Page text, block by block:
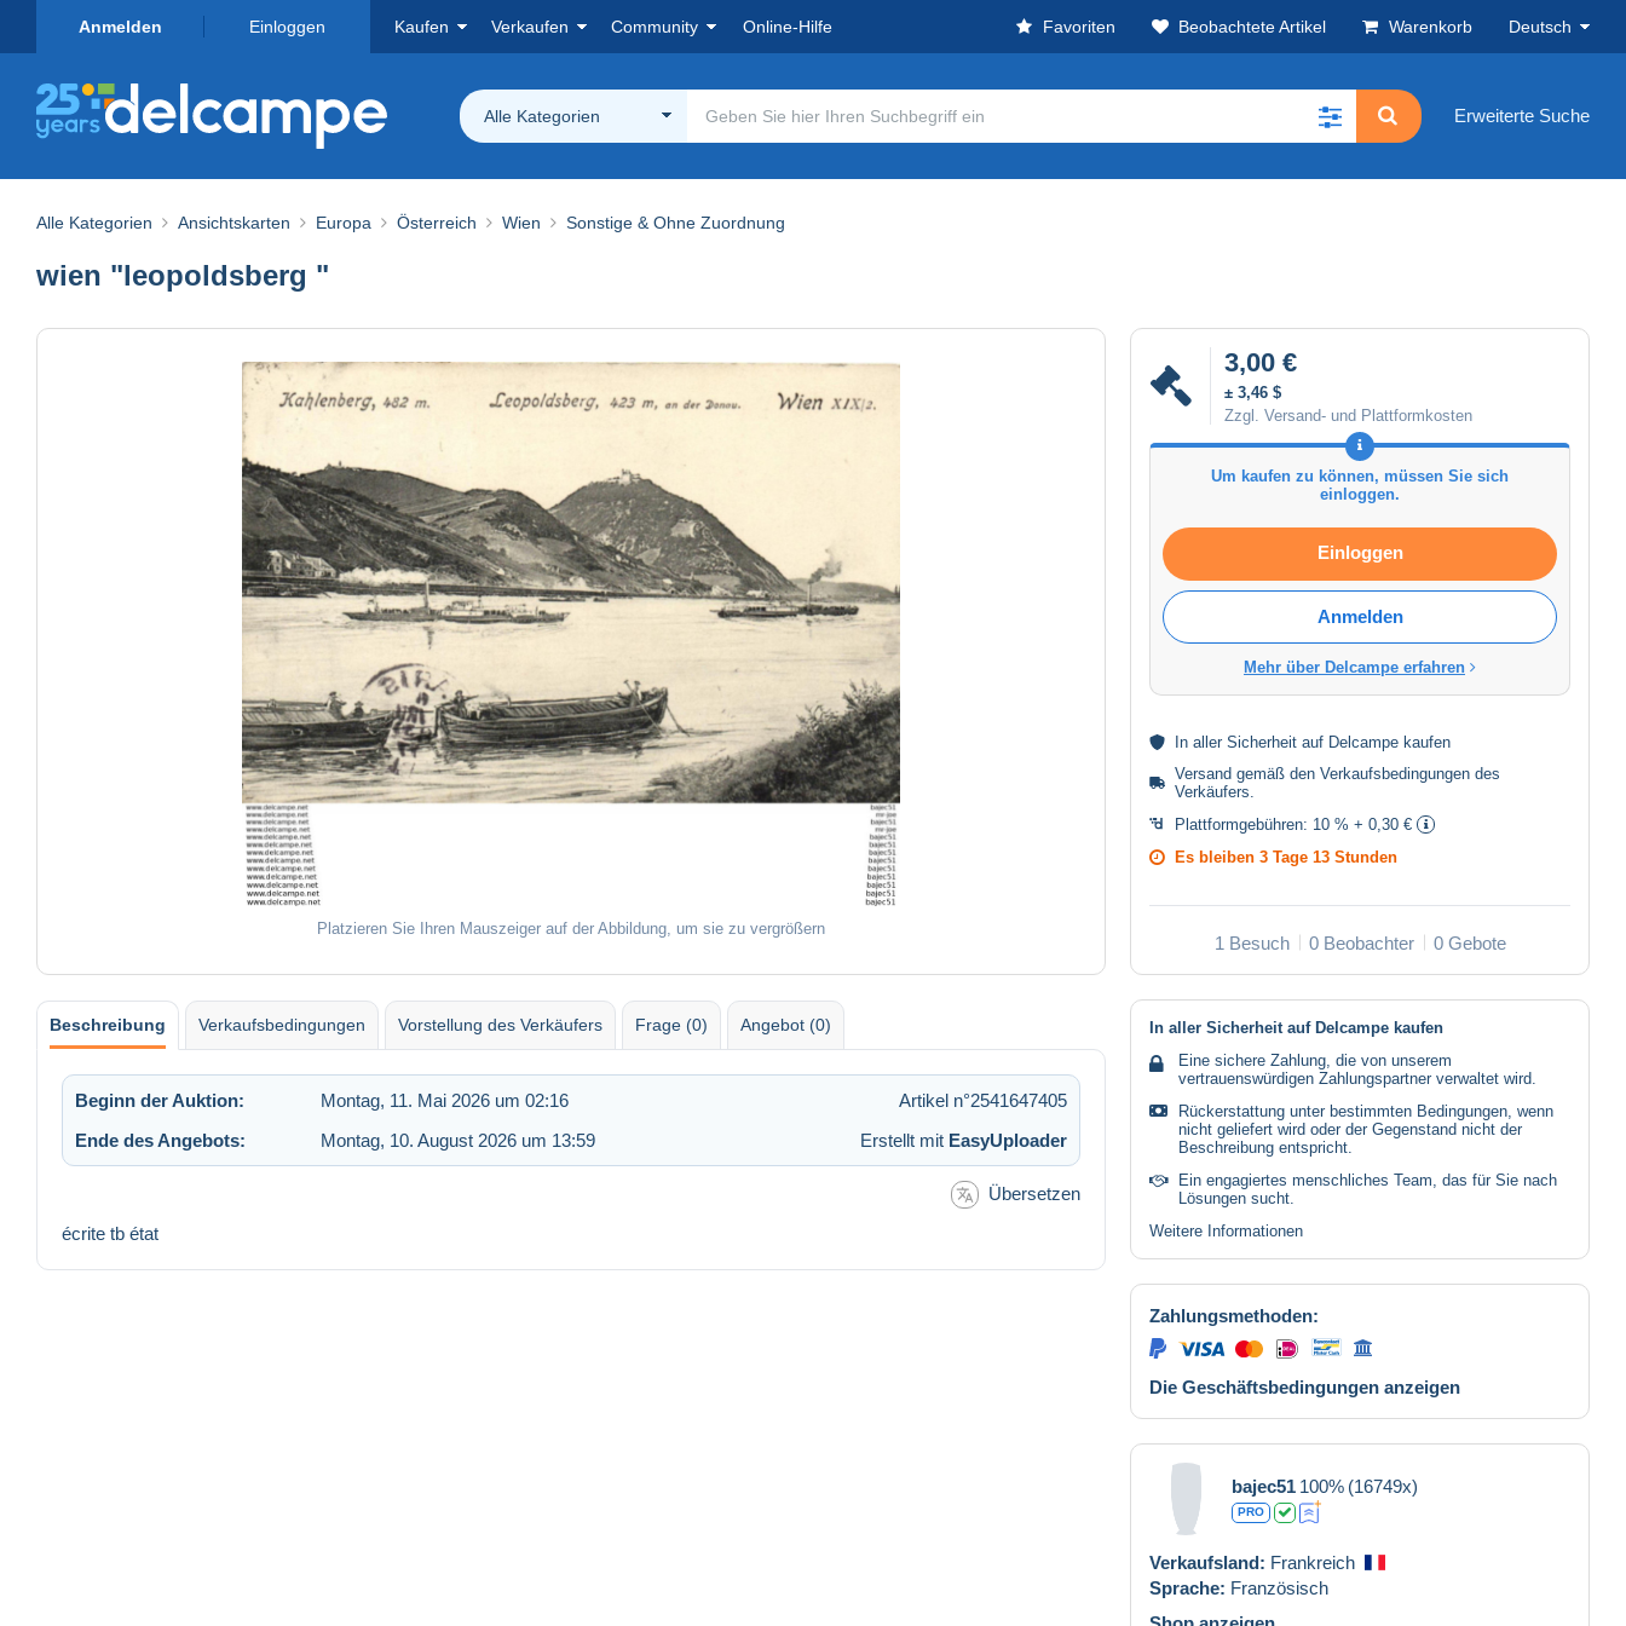
Anmelden Einloggen Kaufen Verkaufen Community Online-Hilfe Favoriten Beobachtete Artikel Warenkorb Deutsch
Alle Kategorien Erweiterte Suche
Alle Kategorien Ansichtskarten Europa Österreich Wien Sonstige & Ohne Zuordnung
wien "leopoldsberg "
Platzieren Sie Ihren Mauszeiger auf der Abbildung, um sie zu vergrößern
3,00 €
± 3,46 $
Zzgl. Versand- und Plattformkosten
Um kaufen zu können, müssen Sie sich
einloggen.
Einloggen
Anmelden
Mehr über Delcampe erfahren
In aller Sicherheit auf Delcampe kaufen
Versand gemäß den Verkaufsbedingungen des
Verkäufers
Plattformgebühren: 10 % + 0,30 €
Es bleiben 3 Tage 13 Stunden
1 Besuch 0 Beobachter 0 Gebote
Beschreibung Verkaufsbedingungen Vorstellung des Verkäufers Frage (0) Angebot (0)
Beginn der Auktion: Montag, 11. Mai 2026 um 02:16
Artikel n°2541647405
Ende des Angebots:
Montag, 10. August 2026 um 13:59 Erstellt mit EasyUploader
Übersetzen
écrite tb état
In aller Sicherheit auf Delcampe kaufen
Eine sichere Zahlung, die von unserem
vertrauenswürdigen Zahlungspartner verwaltet wird.
Rückerstattung unter bestimmten Bedingungen, wenn
nicht geliefert wird oder der Gegenstand nicht der
Beschreibung entspricht.
Ein engagiertes menschliches Team, das für Sie nach
Lösungen sucht.
Weitere Informationen
Zahlungsmethoden:
Die Geschäftsbedingungen anzeigen
bajec51 100% (16749x)
PRO
Verkaufsland: Frankreich
Sprache: Französisch